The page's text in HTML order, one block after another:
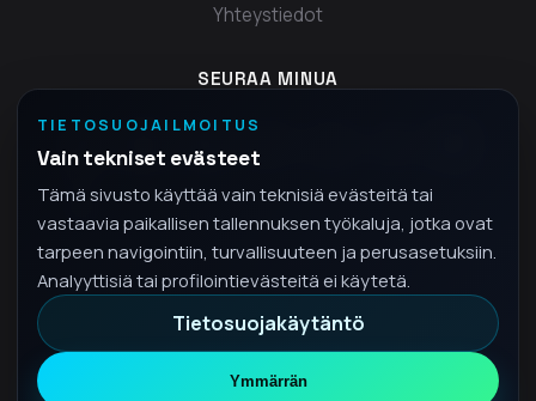
Yhteystiedot
SEURAA MINUA
Tietosuojakäytäntö•
TIETOSUOJAILMOITUS
Vain tekniset evästeet
Tämä sivusto käyttää vain teknisiä evästeitä tai
vastaavia paikallisen tallennuksen työkaluja, jotka ovat
tarpeen navigointiin, turvallisuuteen ja perusasetuksiin.
Analyyttisiä tai profilointievästeitä ei käytetä.
Tietosuojakäytäntö
Ymmärrän